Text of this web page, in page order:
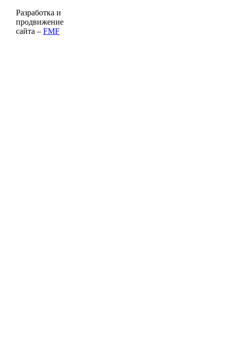
Разработка и
продвижение
сайта – FMF